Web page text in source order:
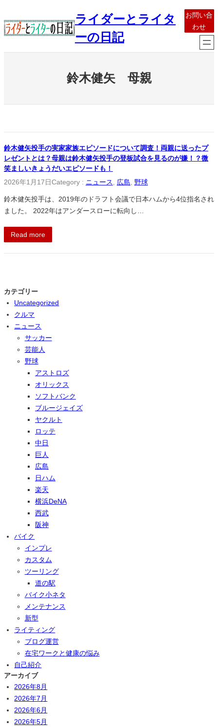
容
を
ライダーとライタ
ーの日記
お問い合
わせ
鈴木健矢 母親
鈴木健矢投手の実家家族エピソードについて調査！両親に送ったプ
レゼントとは？母親は鈴木健矢投手の登板試合を見るのが嫌！？微
笑ましいきょうだいエピソードも！
2026年1月17日Category : ニュース 広島 野球
鈴木健矢投手は、2019年のドラフト会議で日本ハムから4位指名され
ました。 2022年はアンダースローに転向し…
Read more
カテゴリー
Uncategorized
クルマ
ニュース
サッカー
芸能人
野球
アストロズ
オリックス
ソフトバンク
ブルージェイズ
ヤクルト
ロッテ
中日
巨人
広島
日ハム
楽天
横浜DeNA
西武
阪神
バイク
インプレ
カスタム
ツーリング
道の駅
バイク小ネタ
メンテナンス
新型
ライティング
ブログ運営
在宅ワークと健康の悩み
自己紹介
アーカイブ
2026年8月
2026年7月
2026年6月
2026年5月